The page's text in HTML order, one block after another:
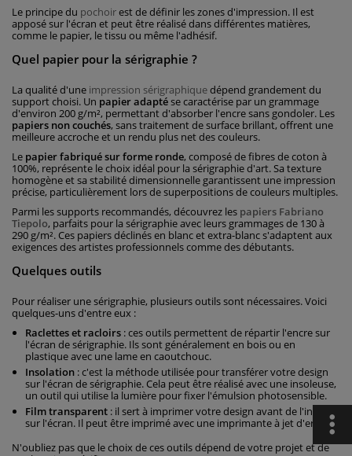
Le principe du pochoirest de définir les zones d'impression. Il est
apposé sur l'écran et peut être réalisé dans différentes matières,
comme le papier, le tissu ou même l'adhésif.
Quel papier pour la sérigraphie ?
La qualité d'une impression sérigraphiquedépend grandement du
support choisi. Un papier adaptése caractérise par un grammage
d'environ 200 g/m², permettant d'absorber l'encre sans gondoler. Les
papiers non couchés, sans traitement de surface brillant, offrent une
meilleure accroche et un rendu plus net des couleurs.
Le papier fabriqué sur forme ronde, composé de fibres de coton à
100%, représente le choix idéal pour la sérigraphie d'art. Sa texture
homogène et sa stabilité dimensionnelle garantissent une impression
précise, particulièrement lors de superpositions de couleurs multiples.
Parmi les supports recommandés, découvrez les papiers Fabriano
Tiepolo, parfaits pour la sérigraphie avec leurs grammages de 130 à
290 g/m². Ces papiers déclinés en blanc et extra-blanc s'adaptent aux
exigences des artistes professionnels comme des débutants.
Quelques outils
Pour réaliser une sérigraphie, plusieurs outils sont nécessaires. Voici
quelques-uns d'entre eux :
Raclettes et racloirs : ces outils permettent de répartir l'encre sur
l'écran de sérigraphie. Ils sont généralement en bois ou en
plastique avec une lame en caoutchouc.
Insolation : c'est la méthode utilisée pour transférer votre design
sur l'écran de sérigraphie. Cela peut être réalisé avec une insoleuse,
un outil qui utilise la lumière pour fixer l'émulsion photosensible.
Film transparent : il sert à imprimer votre design avant de l'insoler
sur l'écran. Il peut être imprimé avec une imprimante à jet d'encre.
N'oubliez pas que le choix de ces outils dépend de votre projet et de